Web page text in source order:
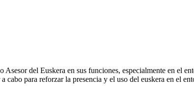
del Euskera en sus funciones, especialmente en el
cabo para reforzar la presencia y el uso del euskera en el